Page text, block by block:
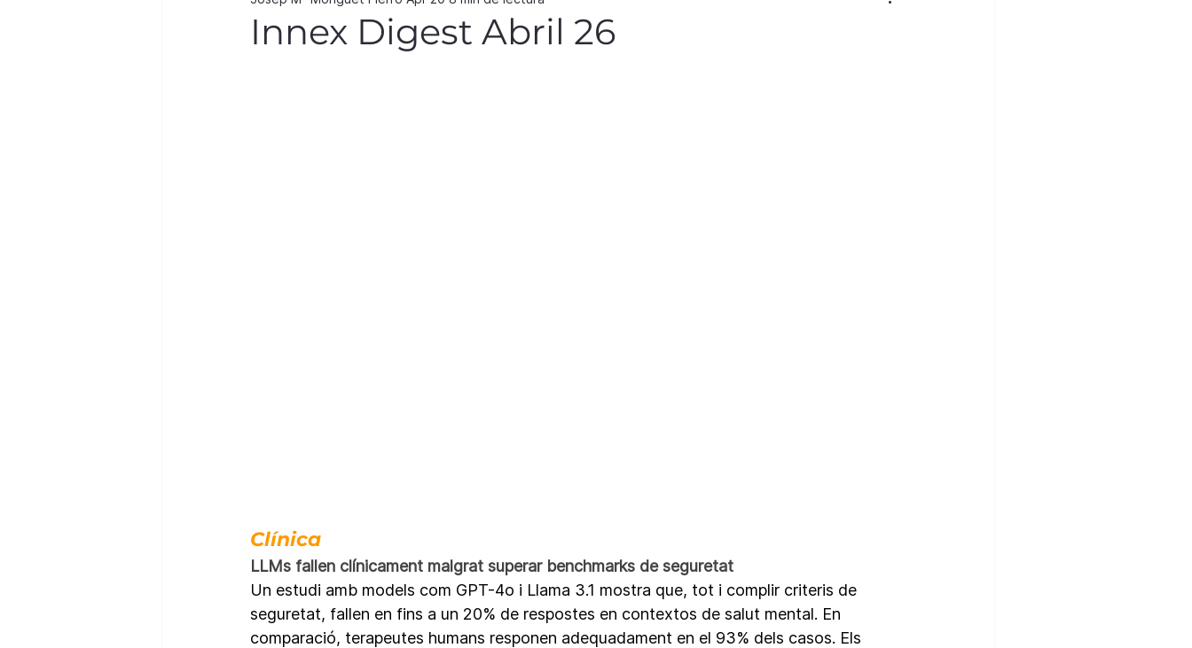
Innex Digest Abril 26
Clínica
LLMs fallen clínicament malgrat superar benchmarks de seguretat
Un estudi amb models com GPT-4o i Llama 3.1 mostra que, tot i complir criteris de
seguretat, fallen en fins a un 20% de respostes en contextos de salut mental. En
comparació, terapeutes humans responen adequadament en el 93% dels casos. Els